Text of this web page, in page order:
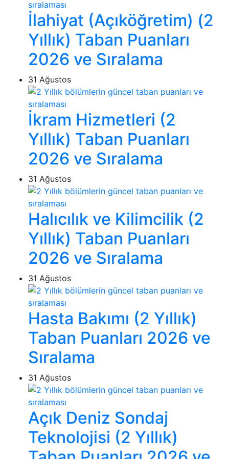
İlahiyat (Açıköğretim) (2
Yıllık) Taban Puanları
2026 ve Sıralama
31 Ağustos
İkram Hizmetleri (2
Yıllık) Taban Puanları
2026 ve Sıralama
31 Ağustos
Halıcılık ve Kilimcilik (2
Yıllık) Taban Puanları
2026 ve Sıralama
31 Ağustos
Hasta Bakımı (2 Yıllık)
Taban Puanları 2026 ve
Sıralama
31 Ağustos
Açık Deniz Sondaj
Teknolojisi (2 Yıllık)